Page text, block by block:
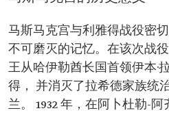
马斯马克宫与利雅得战役密
不可磨灭的记忆。在该次战
王从哈伊勒酋长国首领伊本·
得， 并消灭了拉希德家族统
兰。 1932 年，在阿卜杜勒-